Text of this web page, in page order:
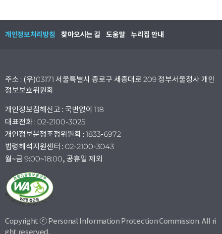
개인정보처리방침 찾아오시는 길 도움말 누리집 안내
주소 : (우)03171 서울특별시 종로구 세종대로 209 정부서울청사 개인
정보보호위원회
개인정보침해신고 : 국번없이 118
대표전화 : 02-2100-3025
개인정보분쟁조정위원회 : 1833-6972
법령해석지원센터 : 02-2100-3043
월~금 9:00~18:00, 공휴일 제외
Copyright ⓒ Personal Information Protection Commission. All ri
ght reserved.